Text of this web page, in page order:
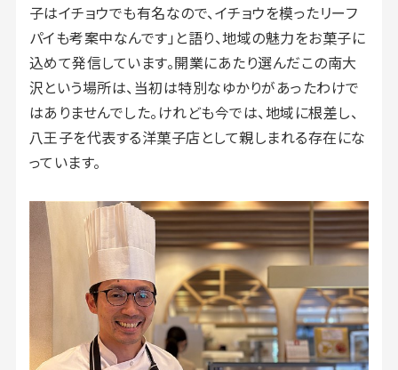
子はイチョウでも有名なので、イチョウを模ったリーフ
パイも考案中なんです」と語り、地域の魅力をお菓子に
込めて発信しています。開業にあたり選んだこの南大
沢という場所は、当初は特別なゆかりがあったわけで
はありませんでした。けれども今では、地域に根差し、
八王子を代表する洋菓子店として親しまれる存在にな
っています。